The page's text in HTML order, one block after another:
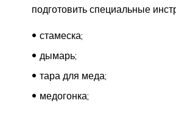
подготовить специальные
стамеска;
дымарь;
тара для меда;
медогонка;